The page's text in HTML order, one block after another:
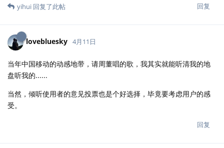
回复
yihui 回复了此帖
lovebluesky 4月11日
当年中国移动的动感地带，请周董唱的歌，我其实就能听清我的地
盘听我的......
当然，倾听使用者的意见投票也是个好选择，毕竟要考虑用户的感
受。
回复